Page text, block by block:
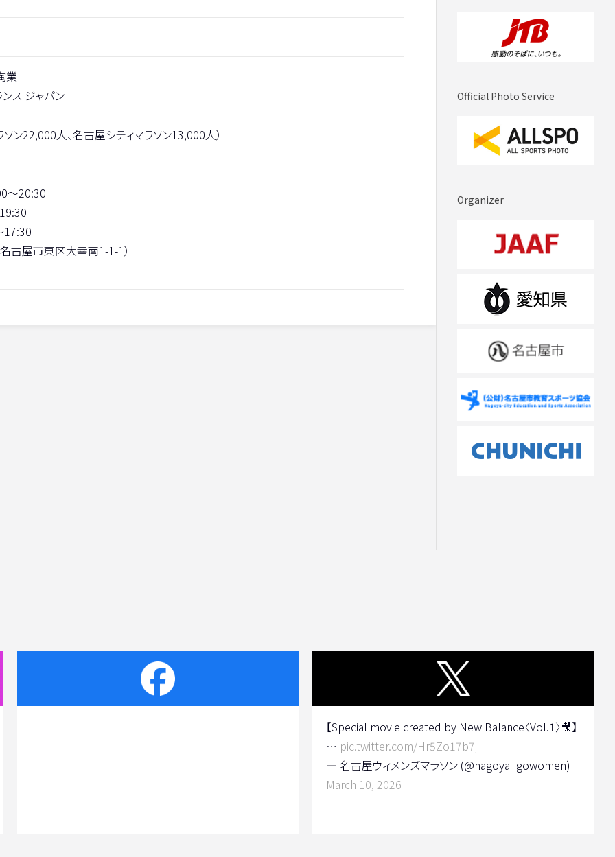
業
ス ジャパン
ン22,000人、名古屋シティマラソン13,000人）
〜20:30
古屋市東区大幸南1-1-1）
Official Photo Service
Organizer
【Special movie created by New Balance〈Vol.1〉🎥】
… pic.twitter.com/Hr5Zo17b7j
— 名古屋ウィメンズマラソン (@nagoya_gowomen)
March 10, 2026